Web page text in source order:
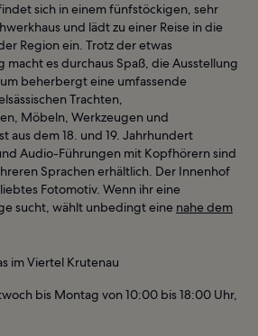
sich in einem fünfstöckigen, sehr
und lädt zu einer Reise in die
Region ein. Trotz der etwas
es durchaus Spaß, die Ausstellung
beherbergt eine umfassende
Trachten,
Möbeln, Werkzeugen und
aus dem 18. und 19. Jahrhundert
Audio-Führungen mit Kopfhörern sind
Sprachen erhältlich. Der Innenhof
Fotomotiv. Wenn ihr eine
sucht, wählt unbedingt eine nahe dem
im Viertel Krutenau
bis Montag von 10:00 bis 18:00 Uhr,